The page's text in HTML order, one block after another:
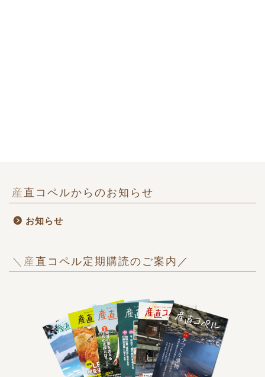
産直コペルからのお知らせ
お知らせ
＼産直コペル定期購読のご案内／